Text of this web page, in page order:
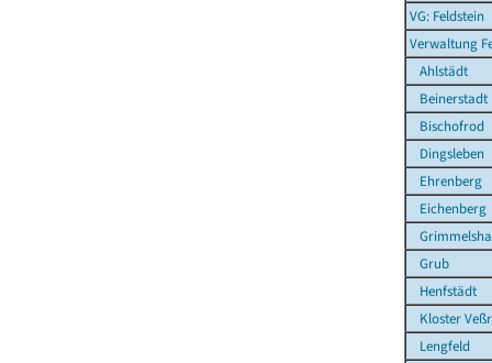
VG: Feldstein
Verwaltung
Ahlstädt
Beinerstadt
Bischofrod
Dingsleben
Ehrenberg
Eichenberg
Grub
Henfstädt
Kloster
Lengfeld